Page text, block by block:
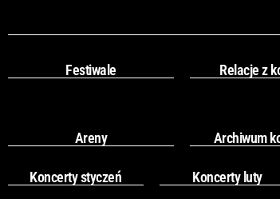
Festiwale Relacje z
Areny Archiwum
Koncerty styczeń Koncerty luty